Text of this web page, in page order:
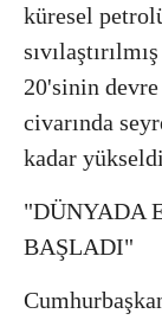
küresel
20'sinin devre
civarında
kadar
"DÜNYADA
BAŞLADI"